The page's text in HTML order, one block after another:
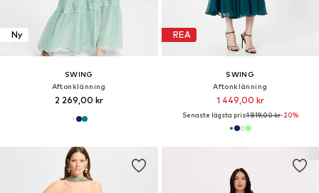
Ny
SWING
Aftonklänning
2 269,00 kr
REA
SWING
Aftonklänning
1 449,00 kr
Senaste lägsta pris:1 819,00 kr-20%